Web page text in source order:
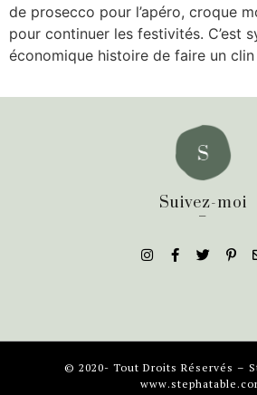
de prosecco pour l’apéro, croque
pour continuer les festivités. C’est
économique histoire de faire un
Suivez-moi
_
© 2020- Tout Droits Réservés –